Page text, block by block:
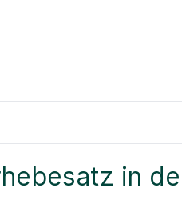
in